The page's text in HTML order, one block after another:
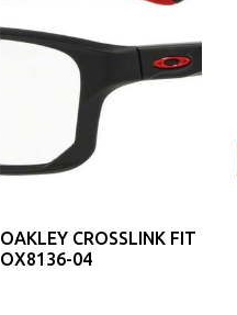
OAKLEY CROSSLINK FIT
OX8136-04